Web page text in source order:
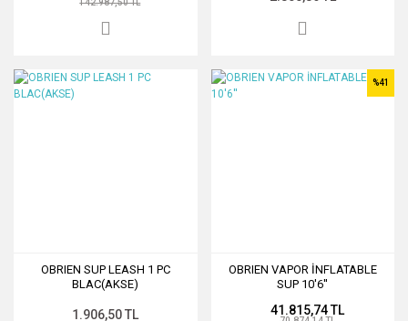
OBRIEN SUP LEASH 1 PC
BLAC(AKSE)
1.906,50 TL
OBRIEN VAPOR İNFLATABLE
SUP 10'6''
%41
41.815,74 TL